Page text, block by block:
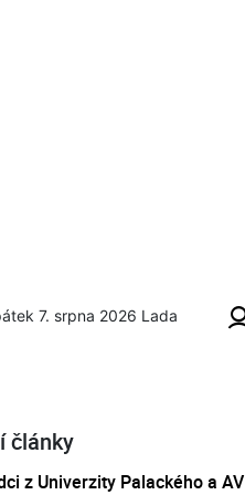
7. srpna 2026 Lada
články
z Univerzity Palackého a AV